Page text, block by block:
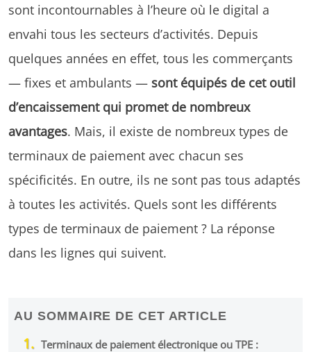
sont incontournables à l’heure où le digital a
envahi tous les secteurs d’activités. Depuis
quelques années en effet, tous les commerçants
— fixes et ambulants — sont équipés de cet outil
d’encaissement qui promet de nombreux
avantages. Mais, il existe de nombreux types de
terminaux de paiement avec chacun ses
spécificités. En outre, ils ne sont pas tous adaptés
à toutes les activités. Quels sont les différents
types de terminaux de paiement ? La réponse
dans les lignes qui suivent.
AU SOMMAIRE DE CET ARTICLE
Terminaux de paiement électronique ou TPE :